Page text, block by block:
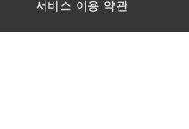
서비스 이용 약관